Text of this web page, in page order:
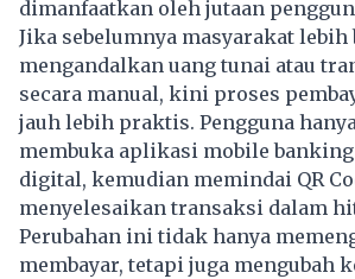
dimanfaatkan oleh jutaan
Jika sebelumnya masyarakat lebih
mengandalkan uang tunai atau
secara manual, kini proses
jauh lebih praktis. Pengguna
membuka aplikasi mobile
digital, kemudian memindai QR
menyelesaikan transaksi dalam
Perubahan ini tidak hanya
membayar, tetapi juga mengubah